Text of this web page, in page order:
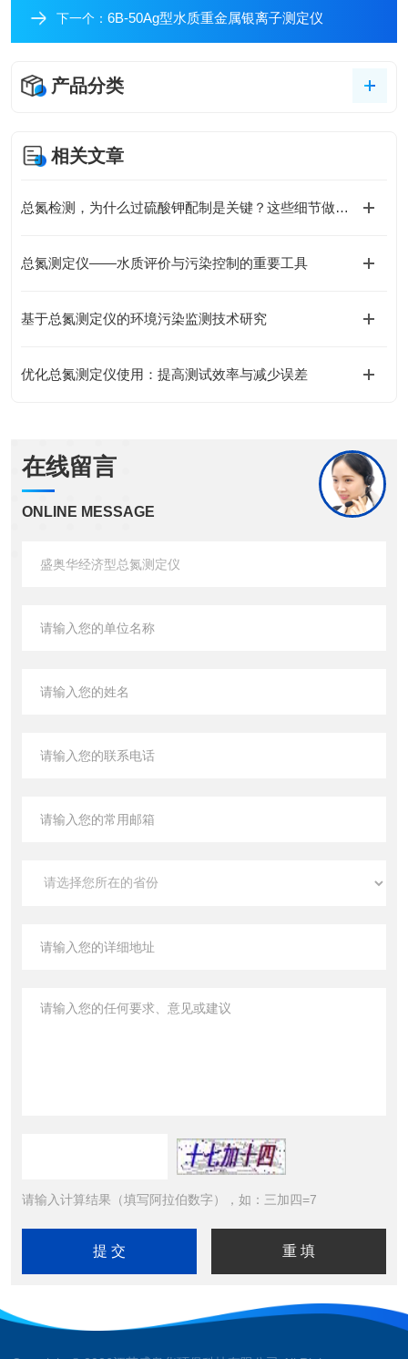
下一个： 6B-50Ag型水质重金属银离子测定仪
产品分类
相关文章
总氮检测，为什么过硫酸钾配制是关键？这些细节做不好，数据全白做
总氮测定仪——水质评价与污染控制的重要工具
基于总氮测定仪的环境污染监测技术研究
优化总氮测定仪使用：提高测试效率与减少误差
在线留言
ONLINE MESSAGE
请输入计算结果（填写阿拉伯数字），如：三加四=7